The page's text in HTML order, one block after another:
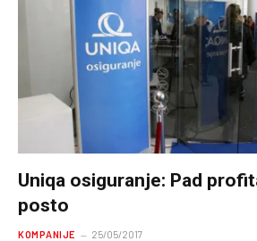
Uniqa osiguranje: Pad
posto
KOMPANIJE 25/05/2017